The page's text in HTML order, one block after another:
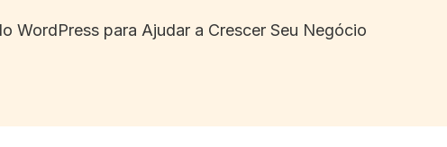
WordPress para Ajudar a Crescer Seu Negócio